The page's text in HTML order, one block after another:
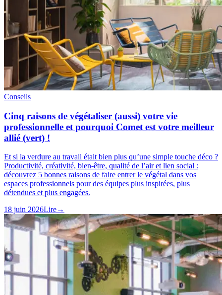
Conseils
Cinq raisons de végétaliser (aussi) votre vie
professionnelle et pourquoi Comet est votre meilleur
allié (vert) !
Et si la verdure au travail était bien plus qu’une simple touche déco ?
Productivité, créativité, bien-être, qualité de l’air et lien social :
découvrez 5 bonnes raisons de faire entrer le végétal dans vos
espaces professionnels pour des équipes plus inspirées, plus
détendues et plus engagées.
18 juin 2026Lire→